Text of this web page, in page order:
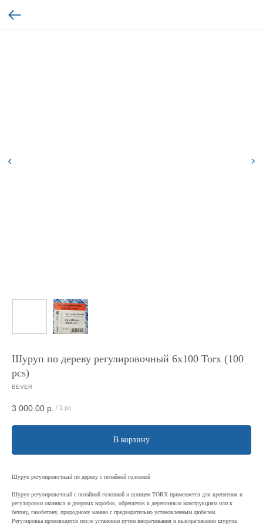
Шуруп по дереву регулировочный 6x100 Torx (100
pcs)
BEVER
3 000.00 р. / 1 pc
В корзину
Шуруп регулировочный по дереву с потайной головкой
Шуруп регулировочный с потайной головкой и шлицем TORX применяется для крепления и
регулировки оконных и дверных коробок, обрешеток к деревянным конструкциям или к
бетону, газобетону, природному камню с предварительно установленным дюбелем.
Регулировка производится после установки путем вворачивания и выворачивания шурупа